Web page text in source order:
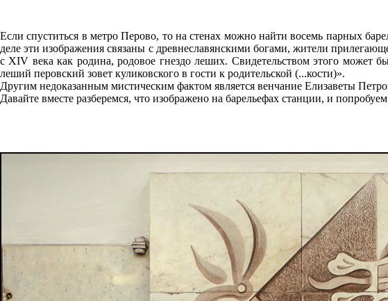
Если спуститься в метро Перово, то на стенах можно найти восемь парных
деле эти изображения связаны с древнеславянскими богами, жители
с XIV века как родина, родовое гнездо леших. Свидетельством этого может
леший перовский зовет куликовского в гости к родительской (...кости)».
Другим недоказанным мистическим фактом является венчание Елизаветы
Давайте вместе разберемся, что изображено на барельефах станции, и